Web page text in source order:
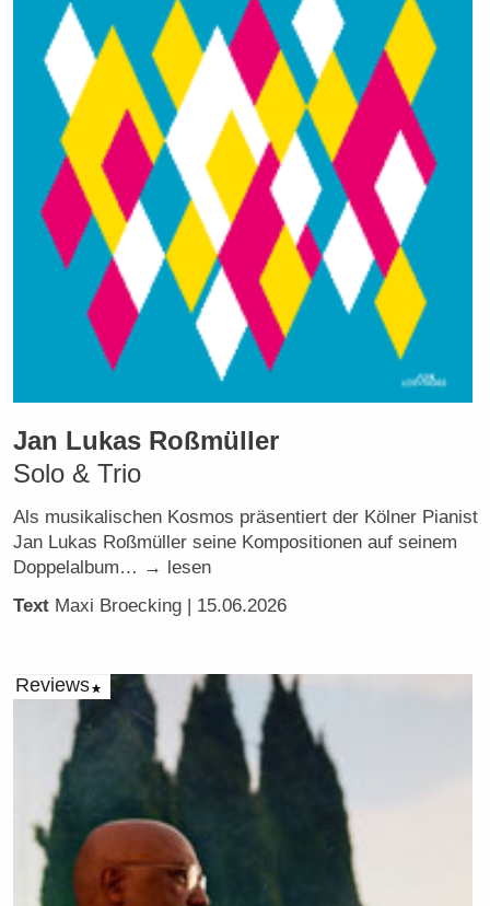
Jan Lukas Roßmüller
Solo & Trio
Als musikalischen Kosmos präsentiert der Kölner Pianist
Jan Lukas Roßmüller seine Kompositionen auf seinem
Doppelalbum… → lesen
Text Maxi Broecking | 15.06.2026
Reviews